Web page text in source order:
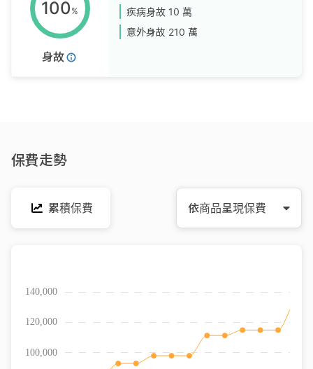
100 %
身故
疾病身故 10 萬
意外身故 210 萬
保費走勢
累積保費 依商品呈現保費